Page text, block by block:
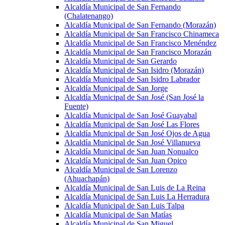
Alcaldía Municipal de San Fernando
(Chalatenango)
Alcaldía Municipal de San Fernando (Morazán)
Alcaldía Municipal de San Francisco Chinameca
Alcaldía Municipal de San Francisco Menéndez
Alcaldía Municipal de San Francisco Morazán
Alcaldía Municipal de San Gerardo
Alcaldía Municipal de San Isidro (Morazán)
Alcaldía Municipal de San Isidro Labrador
Alcaldía Municipal de San Jorge
Alcaldía Municipal de San José (San José la
Fuente)
Alcaldía Municipal de San José Guayabal
Alcaldía Municipal de San José Las Flores
Alcaldía Municipal de San José Ojos de Agua
Alcaldía Municipal de San José Villanueva
Alcaldía Municipal de San Juan Nonualco
Alcaldía Municipal de San Juan Opico
Alcaldía Municipal de San Lorenzo
(Ahuachapán)
Alcaldía Municipal de San Luis de La Reina
Alcaldía Municipal de San Luis La Herradura
Alcaldía Municipal de San Luis Talpa
Alcaldía Municipal de San Matías